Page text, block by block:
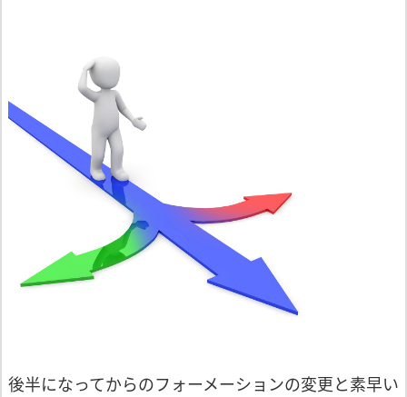
後半になってからのフォーメーションの変更と素早い